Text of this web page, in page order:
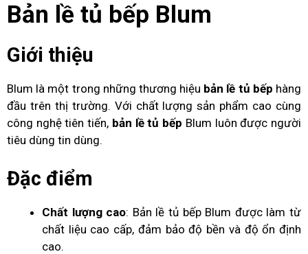
Bản lề tủ bếp Blum
Giới thiệu
Blum là một trong những thương hiệu bản lề tủ bếp hàng
đầu trên thị trường. Với chất lượng sản phẩm cao cùng
công nghệ tiên tiến, bản lề tủ bếp Blum luôn được người
tiêu dùng tin dùng.
Đặc điểm
Chất lượng cao: Bản lề tủ bếp Blum được làm từ
chất liệu cao cấp, đảm bảo độ bền và độ ổn định
cao.